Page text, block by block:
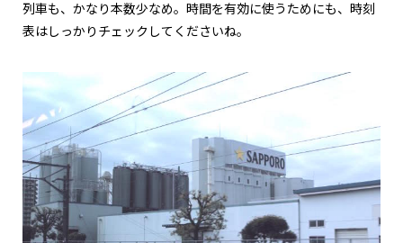
列車も、かなり本数少なめ。時間を有効に使うためにも、時刻
表はしっかりチェックしてくださいね。